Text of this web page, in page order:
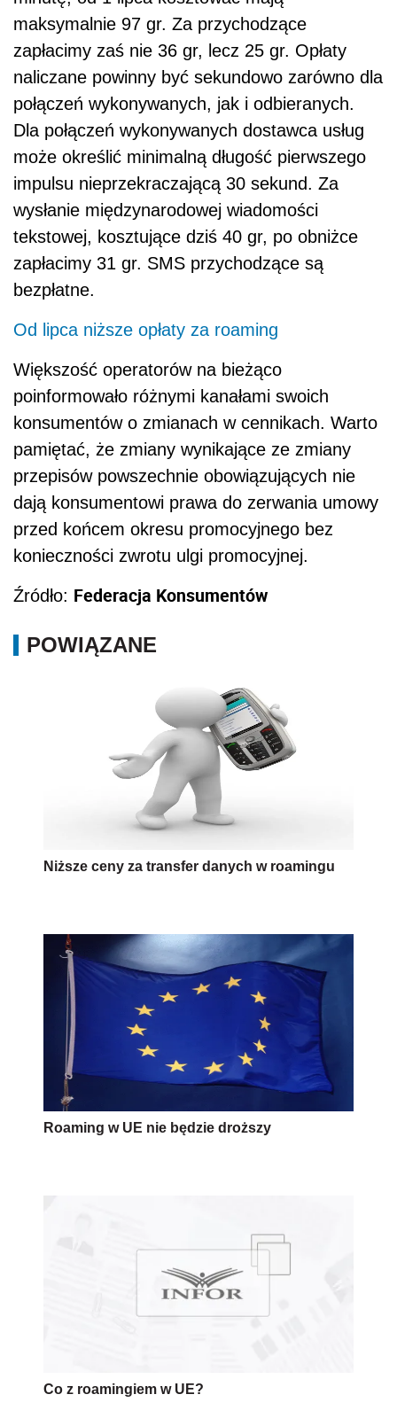
maksymalnie 97 gr. Za przychodzące
zapłacimy zaś nie 36 gr, lecz 25 gr. Opłaty
naliczane powinny być sekundowo zarówno dla
połączeń wykonywanych, jak i odbieranych.
Dla połączeń wykonywanych dostawca usług
może określić minimalną długość pierwszego
impulsu nieprzekraczającą 30 sekund. Za
wysłanie międzynarodowej wiadomości
tekstowej, kosztujące dziś 40 gr, po obniżce
zapłacimy 31 gr. SMS przychodzące są
bezpłatne.
Od lipca niższe opłaty za roaming
Większość operatorów na bieżąco
poinformowało różnymi kanałami swoich
konsumentów o zmianach w cennikach. Warto
pamiętać, że zmiany wynikające ze zmiany
przepisów powszechnie obowiązujących nie
dają konsumentowi prawa do zerwania umowy
przed końcem okresu promocyjnego bez
konieczności zwrotu ulgi promocyjnej.
Źródło: Federacja Konsumentów
POWIĄZANE
Niższe ceny za transfer danych w roamingu
Roaming w UE nie będzie droższy
Co z roamingiem w UE?